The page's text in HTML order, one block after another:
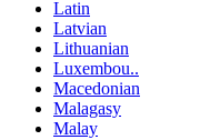
Latin
Latvian
Lithuanian
Luxembou..
Macedonian
Malagasy
Malay